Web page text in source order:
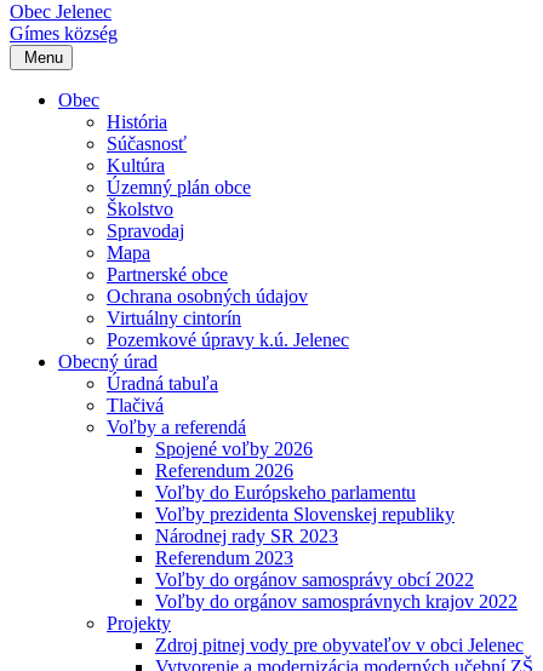
Obec Jelenec
Gímes község
Menu
Obec
História
Súčasnosť
Kultúra
Územný plán obce
Školstvo
Spravodaj
Mapa
Partnerské obce
Ochrana osobných údajov
Virtuálny cintorín
Pozemkové úpravy k.ú. Jelenec
Obecný úrad
Úradná tabuľa
Tlačivá
Voľby a referendá
Spojené voľby 2026
Referendum 2026
Voľby do Európskeho parlamentu
Voľby prezidenta Slovenskej republiky
Národnej rady SR 2023
Referendum 2023
Voľby do orgánov samosprávy obcí 2022
Voľby do orgánov samosprávnych krajov 2022
Projekty
Zdroj pitnej vody pre obyvateľov v obci Jelenec
Vytvorenie a modernizácia moderných učební ZŠ